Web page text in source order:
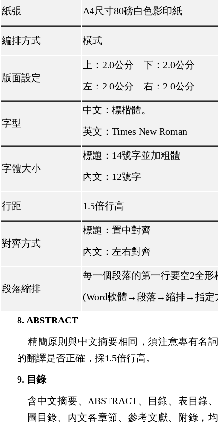
紙張 A4尺寸80磅白色影印紙
編排方式 橫式
版面設定
上：2.0公分 下：2.0公分
左：2.0公分 右：2.0公分
字型
中文：標楷體。
英文：Times New Roman
字體大小
標題：14號字並加粗體
內文：12號字
行距 1.5倍行高
對齊方式
標題：置中對齊
內文：左右對齊
段落縮排
每一個段落的第一行要空2全形
(Word軟體→段落→縮排→指定
8. ABSTRACT
精簡原則與中文摘要相同，須注意專有名詞
的翻譯是否正確，採1.5倍行高。
9. 目錄
含中文摘要、 ABSTRACT、目錄、表目錄、
圖目錄、內文各章節、參考文獻、 附錄，均